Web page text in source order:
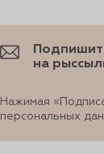
на
Нажимая
персональных